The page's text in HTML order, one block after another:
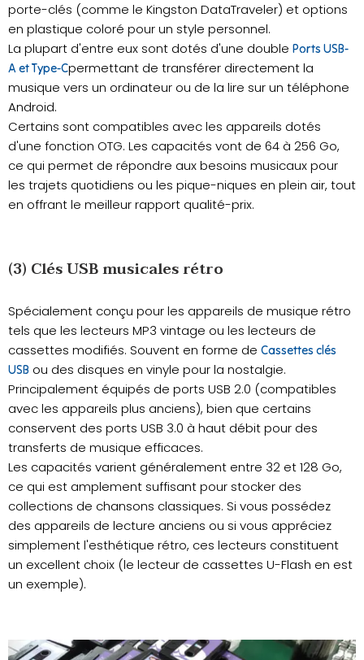
porte-clés (comme le Kingston DataTraveler) et options
en plastique coloré pour un style personnel.
La plupart d'entre eux sont dotés d'une double Ports USB-
A et Type-Cpermettant de transférer directement la
musique vers un ordinateur ou de la lire sur un téléphone
Android.
Certains sont compatibles avec les appareils dotés
d'une fonction OTG. Les capacités vont de 64 à 256 Go,
ce qui permet de répondre aux besoins musicaux pour
les trajets quotidiens ou les pique-niques en plein air, tout
en offrant le meilleur rapport qualité-prix.
(3) Clés USB musicales rétro
Spécialement conçu pour les appareils de musique rétro
tels que les lecteurs MP3 vintage ou les lecteurs de
cassettes modifiés. Souvent en forme de Cassettes clés
USB ou des disques en vinyle pour la nostalgie.
Principalement équipés de ports USB 2.0 (compatibles
avec les appareils plus anciens), bien que certains
conservent des ports USB 3.0 à haut débit pour des
transferts de musique efficaces.
Les capacités varient généralement entre 32 et 128 Go,
ce qui est amplement suffisant pour stocker des
collections de chansons classiques. Si vous possédez
des appareils de lecture anciens ou si vous appréciez
simplement l'esthétique rétro, ces lecteurs constituent
un excellent choix (le lecteur de cassettes U-Flash en est
un exemple).